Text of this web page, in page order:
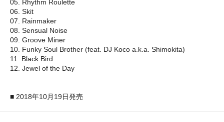
05. Rhythm Roulette
06. Skit
07. Rainmaker
08. Sensual Noise
09. Groove Miner
10. Funky Soul Brother (feat. DJ Koco a.k.a. Shimokita)
11. Black Bird
12. Jewel of the Day
■ 2018年10月19日発売